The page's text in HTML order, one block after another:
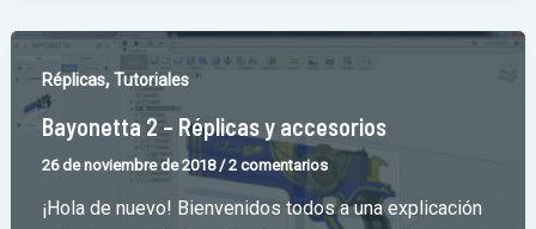
Réplicas,Tutoriales
Bayonetta 2 – Réplicas y accesorios
26 de noviembre de 2018/2 comentarios
¡Hola de nuevo! Bienvenidos todos a una explicación